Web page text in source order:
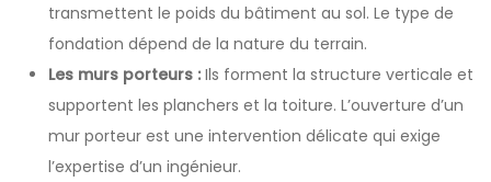
transmettent le poids du bâtiment au sol. Le type de
fondation dépend de la nature du terrain.
Les murs porteurs : Ils forment la structure verticale et
supportent les planchers et la toiture. L’ouverture d’un
mur porteur est une intervention délicate qui exige
l’expertise d’un ingénieur.